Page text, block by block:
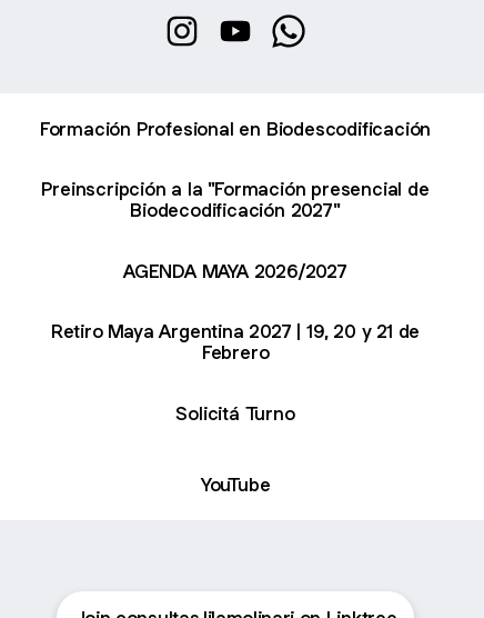
Formación Profesional en Biodescodificación
Preinscripción a la "Formación presencial de
Biodecodificación 2027"
AGENDA MAYA 2026/2027
Retiro Maya Argentina 2027 | 19, 20 y 21 de
Febrero
Solicitá Turno
YouTube